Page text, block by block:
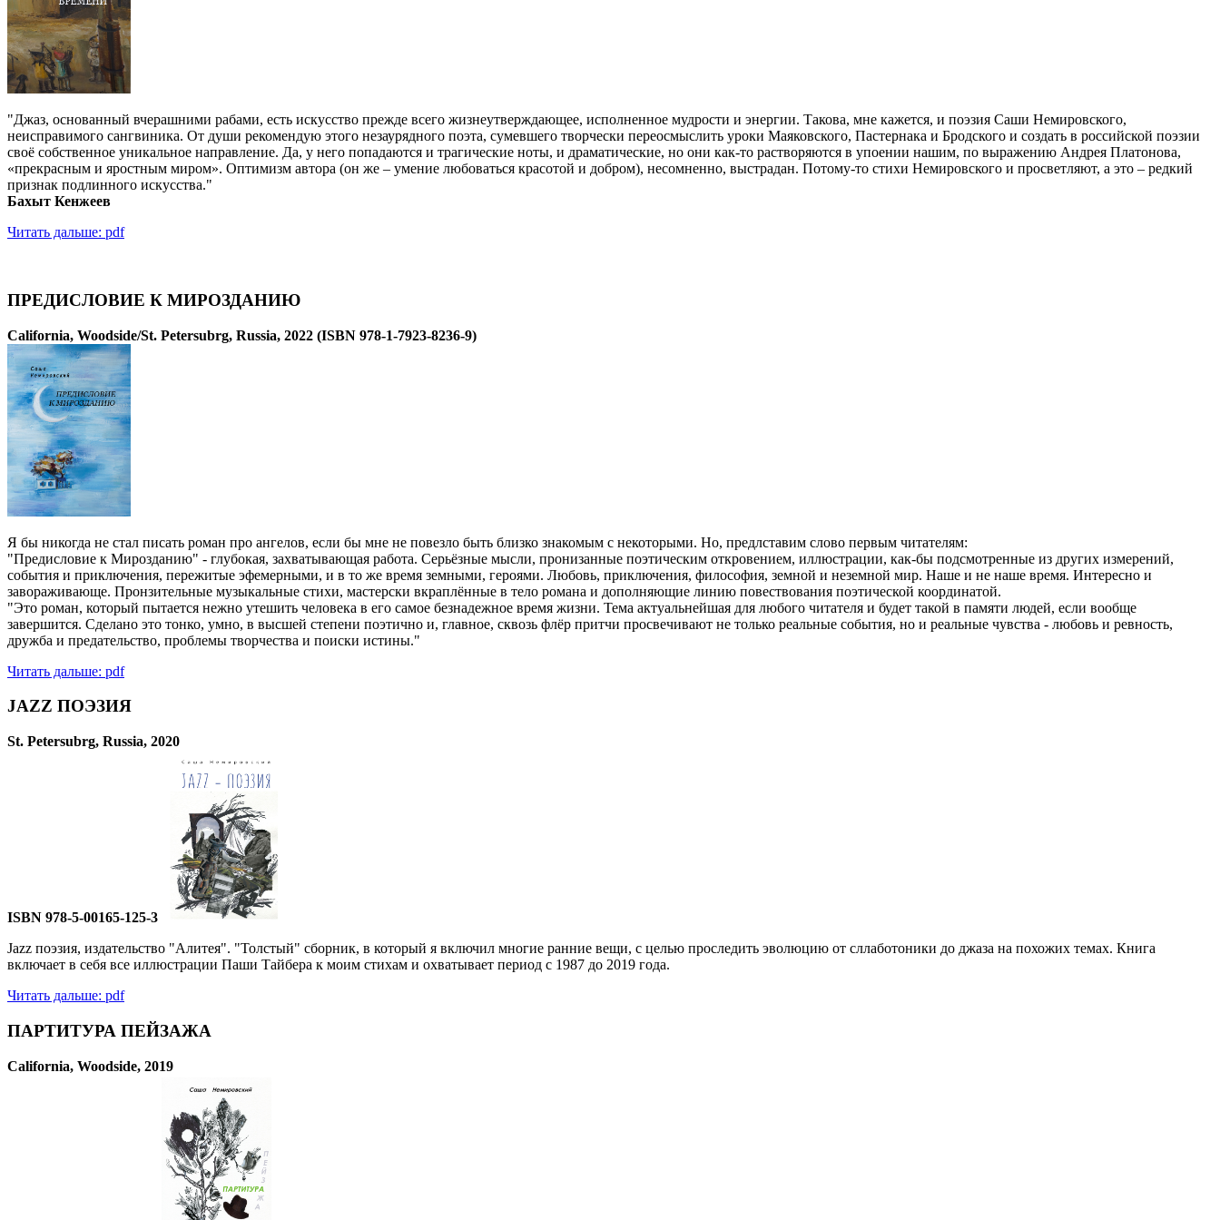
"Джаз, основанный вчерашними рабами, есть искусство прежде всего жизнеутверждающее, исполненное мудрости и энергии. Такова, мне кажется, и поэзия Саши Немировского,
неисправимого сангвиника. От души рекомендую этого незаурядного поэта, сумевшего творчески переосмыслить уроки Маяковского, Пастернака и Бродского и создать в российской поэзии
своё собственное уникальное направление. Да, у него попадаются и трагические ноты, и драматические, но они как-то растворяются в упоении нашим, по выражению Андрея Платонова,
«прекрасным и яростным миром». Оптимизм автора (он же – умение любоваться красотой и добром), несомненно, выстрадан. Потому-то стихи Немировского и просветляют, а это – редкий
признак подлинного искусства."
Бахыт Кенжеев
Читать дальше: pdf
ПРЕДИСЛОВИЕ К МИРОЗДАНИЮ
California, Woodside/St. Petersubrg, Russia, 2022 (ISBN 978-1-7923-8236-9)
Я бы никогда не стал писать роман про ангелов, если бы мне не повезло быть близко знакомым с некоторыми. Но, предлставим слово первым читателям:
"Предисловие к Мирозданию" - глубокая, захватывающая работа. Серьёзные мысли, пронизанные поэтическим откровением, иллюстрации, как-бы подсмотренные из других измерений,
события и приключения, пережитые эфемерными, и в то же время земными, героями. Любовь, приключения, философия, земной и неземной мир. Наше и не наше время. Интересно и
завораживающе. Пронзительные музыкальные стихи, мастерски вкраплённые в тело романа и дополняющие линию повествования поэтической координатой.
"Это роман, который пытается нежно утешить человека в его самое безнадежное время жизни. Тема актуальнейшая для любого читателя и будет такой в памяти людей, если вообще
завершится. Сделано это тонко, умно, в высшей степени поэтично и, главное, сквозь флёр притчи просвечивают не только реальные события, но и реальные чувства - любовь и ревность,
дружба и предательство, проблемы творчества и поиски истины."
Читать дальше: pdf
JAZZ ПОЭЗИЯ
St. Petersubrg, Russia, 2020
ISBN 978-5-00165-125-3
Jazz поэзия, издательство "Алитея". "Толстый" сборник, в который я включил многие ранние вещи, с целью проследить эволюцию от сллаботоники до джаза на похожих темах. Книга
включает в себя все иллюстрации Паши Тайбера к моим стихам и охватывает период с 1987 до 2019 года.
Читать дальше: pdf
ПАРТИТУРА ПЕЙЗАЖА
California, Woodside, 2019